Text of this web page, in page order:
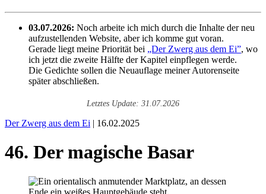
03.07.2026: Noch arbeite ich mich durch die Inhalte der neu
aufzustellenden Website, aber ich komme gut voran.
Gerade liegt meine Priorität bei „Der Zwerg aus dem Ei”, wo
ich jetzt die zweite Hälfte der Kapitel einpflegen werde.
Die Gedichte sollen die Neuauflage meiner Autorenseite
später abschließen.
Letztes Update: 31.07.2026
Der Zwerg aus dem Ei | 16.02.2025
46. Der magische Basar